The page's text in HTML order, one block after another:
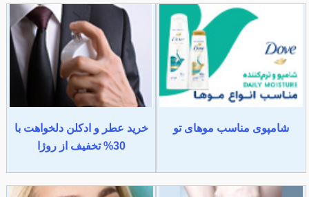
شامپوی مناسب موهای تو
خرید عطر و ادکلن دلخواهت با
30% تخفیف از روژا